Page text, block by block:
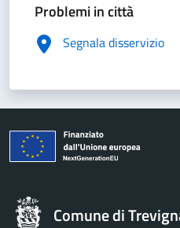
Problemi in città
Segnala disservizio
Comune di